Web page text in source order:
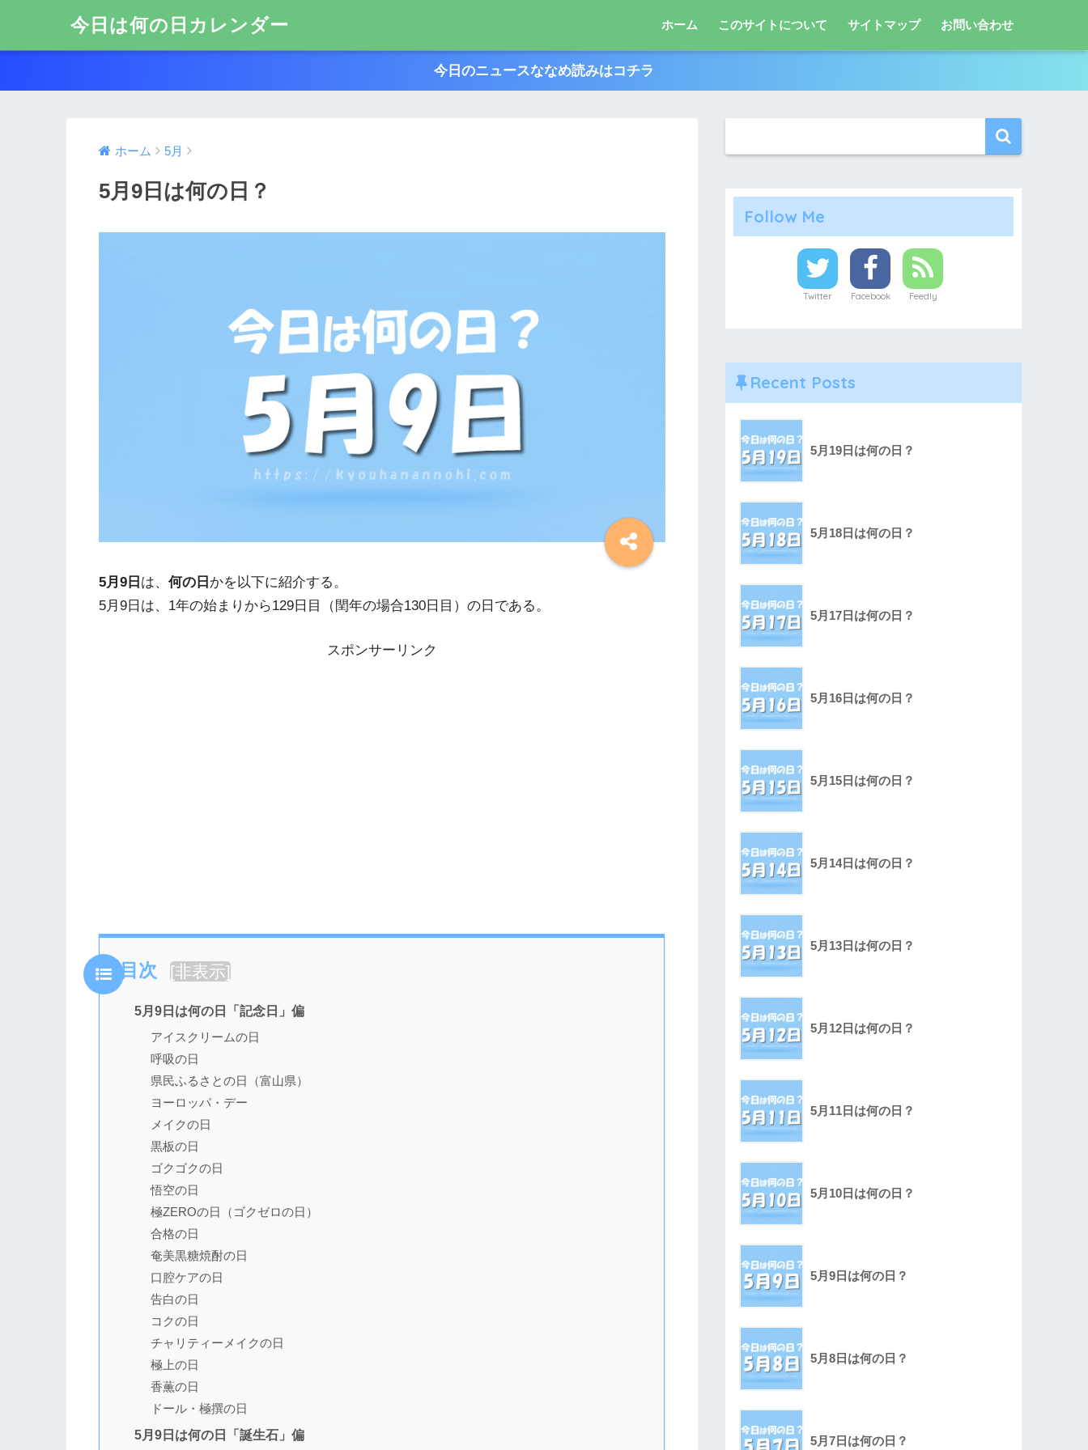
今日は何の日カレンダー ホーム このサイトについて サイトマップ お問い合わせ
今日のニュースななめ読みはコチラ
ホーム 5月
5月9日は何の日？
5月9日 は、 何の日 かを以下に紹介する。
5月9日は、1年の始まりから129日目（閏年の場合130日目）の日である。
スポンサーリンク
目次 [非表示]
5月9日は何の日「記念日」偏
アイスクリームの日
呼吸の日
県民ふるさとの日（富山県）
ヨーロッパ・デー
メイクの日
黒板の日
ゴクゴクの日
悟空の日
極ZEROの日（ゴクゼロの日）
合格の日
奄美黒糖焼酎の日
口腔ケアの日
告白の日
コクの日
チャリティーメイクの日
極上の日
香薫の日
ドール・極撰の日
5月9日は何の日「誕生石」偏
Follow Me
Twitter Facebook Feedly
Recent Posts
5月19日は何の日？
5月18日は何の日？
5月17日は何の日？
5月16日は何の日？
5月15日は何の日？
5月14日は何の日？
5月13日は何の日？
5月12日は何の日？
5月11日は何の日？
5月10日は何の日？
5月9日は何の日？
5月8日は何の日？
5月7日は何の日？